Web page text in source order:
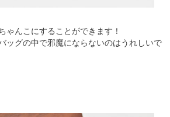
ゃんこにすることができます！
ッグの中で邪魔にならないのはうれしいで